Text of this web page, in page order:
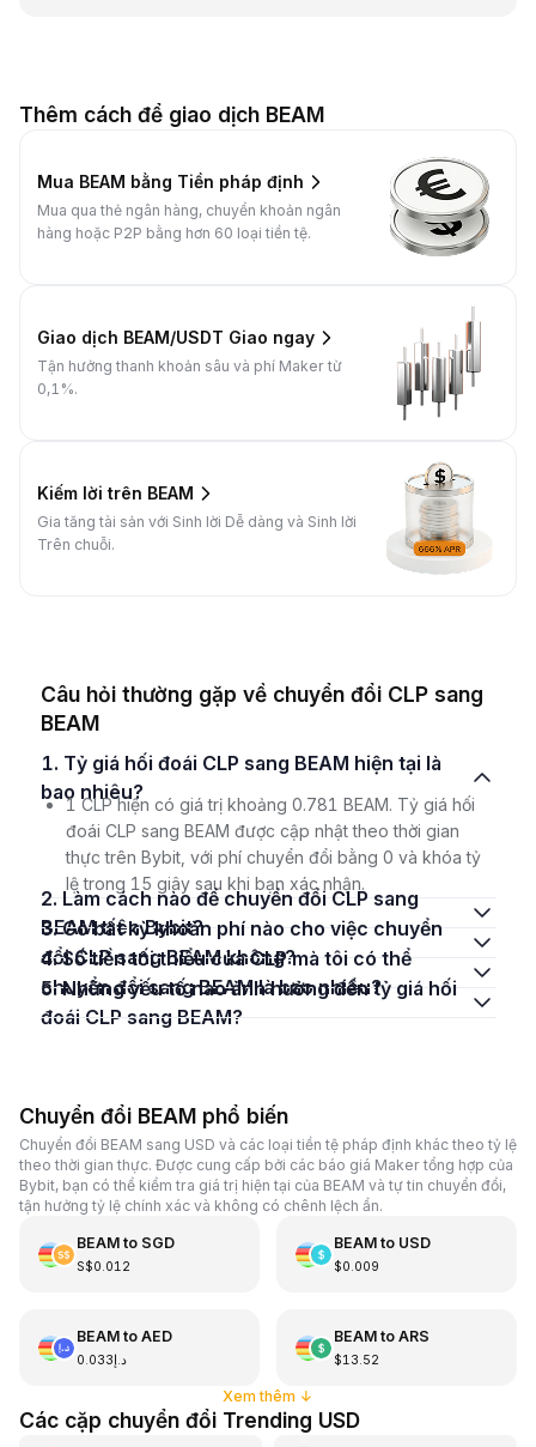
Thêm cách để giao dịch BEAM
Mua BEAM bằng Tiền pháp định
Mua qua thẻ ngân hàng, chuyển khoản ngân
hàng hoặc P2P bằng hơn 60 loại tiền tệ.
Giao dịch BEAM/USDT Giao ngay
Tận hưởng thanh khoản sâu và phí Maker từ
0,1%.
Kiếm lời trên BEAM
Gia tăng tài sản với Sinh lời Dễ dàng và Sinh lời
Trên chuỗi.
Câu hỏi thường gặp về chuyển đổi CLP sang
BEAM
1. Tỷ giá hối đoái CLP sang BEAM hiện tại là
bao nhiêu?
1 CLP hiện có giá trị khoảng 0.781 BEAM. Tỷ giá hối
đoái CLP sang BEAM được cập nhật theo thời gian
thực trên Bybit, với phí chuyển đổi bằng 0 và khóa tỷ
lệ trong 15 giây sau khi bạn xác nhận.
2. Làm cách nào để chuyển đổi CLP sang
BEAM trên Bybit?
3. Có bất kỳ khoản phí nào cho việc chuyển
đổi CLP sang BEAM không?
4. Số tiền tối thiểu của CLP mà tôi có thể
chuyển đổi sang BEAM là bao nhiêu?
5. Những yếu tố nào ảnh hưởng đến tỷ giá hối
đoái CLP sang BEAM?
Chuyển đổi BEAM phổ biến
Chuyển đổi BEAM sang USD và các loại tiền tệ pháp định khác theo tỷ lệ
theo thời gian thực. Được cung cấp bởi các báo giá Maker tổng hợp của
Bybit, bạn có thể kiểm tra giá trị hiện tại của BEAM và tự tin chuyển đổi,
tận hưởng tỷ lệ chính xác và không có chênh lệch ẩn.
BEAMto SGD
S$0.012
BEAMto USD
$0.009
BEAMto AED
د.إ0.033
BEAMto ARS
$13.52
Xem thêm ↓
Các cặp chuyển đổi Trending USD